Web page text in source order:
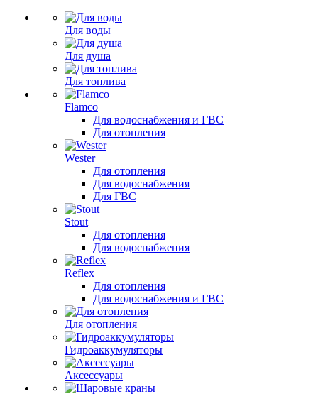
Для воды
Для душа
Для топлива
Flamco
Для водоснабжения и ГВС
Для отопления
Wester
Для отопления
Для водоснабжения
Для ГВС
Stout
Для отопления
Для водоснабжения
Reflex
Для отопления
Для водоснабжения и ГВС
Для отопления
Гидроаккумуляторы
Аксессуары